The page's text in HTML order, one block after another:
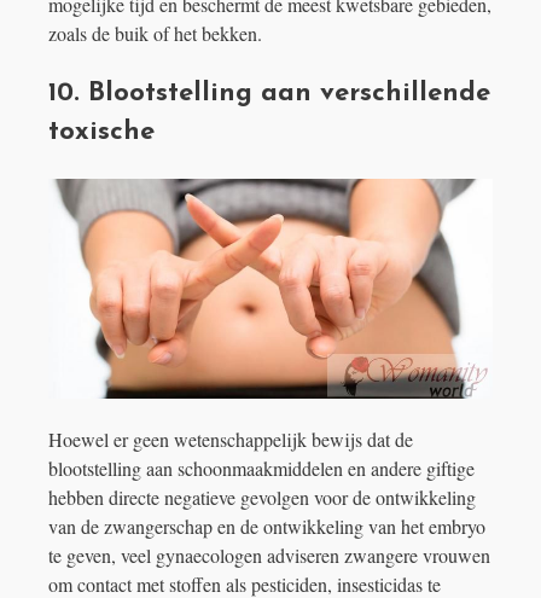
zoals de buik of het bekken.
10. Blootstelling aan verschillende
toxische
Hoewel er geen wetenschappelijk bewijs dat de
blootstelling aan schoonmaakmiddelen en andere giftige
hebben directe negatieve gevolgen voor de ontwikkeling
van de zwangerschap en de ontwikkeling van het embryo
te geven, veel gynaecologen adviseren zwangere vrouwen
om contact met stoffen als pesticiden, insesticidas te